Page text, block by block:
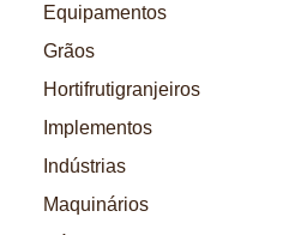
Equipamentos
Grãos
Hortifrutigranjeiros
Implementos
Indústrias
Maquinários